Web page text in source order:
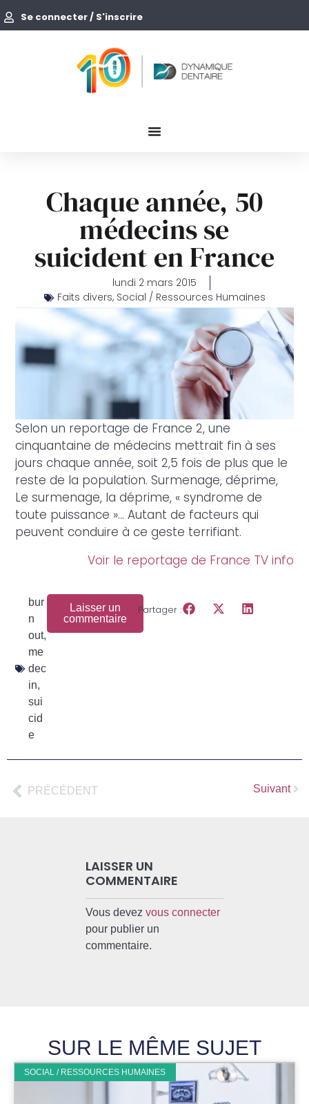
Se connecter / S'inscrire
Chaque année, 50
médecins se
suicident en France
lundi 2 mars 2015
Faits divers, Social / Ressources Humaines
Selon un reportage de France 2, une
cinquantaine de médecins mettrait fin à ses
jours chaque année, soit 2,5 fois de plus que le
reste de la population. Surmenage, déprime,
Le surmenage, la déprime, « syndrome de
toute puissance »… Autant de facteurs qui
peuvent conduire à ce geste terrifiant.
Voir le reportage de France TV info
bur
n
out,
me
dec
in,
sui
cid
e
Laisser un
commentaire
Partager :
PRÉCÉDENT Suivant
LAISSER UN
COMMENTAIRE
Vous devezvous connecter
pour publier un
commentaire.
SUR LE MÊME SUJET
SOCIAL / RESSOURCES HUMAINES